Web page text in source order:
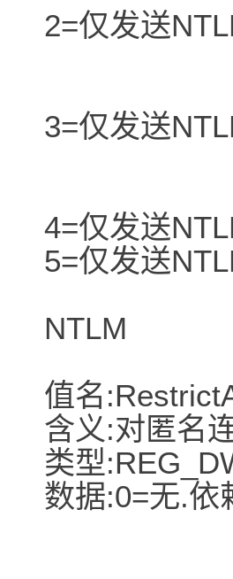
2=仅发送
3=仅发送
4=仅发送
5=仅发送
NTLM
值名
含义:对匿名
类型
数据:0=无.依